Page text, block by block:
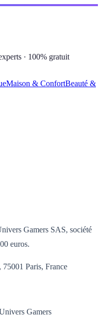
· 100% gratuit
Maison & ConfortBeauté &
Gamers SAS, société
euros.
Paris, France
Gamers